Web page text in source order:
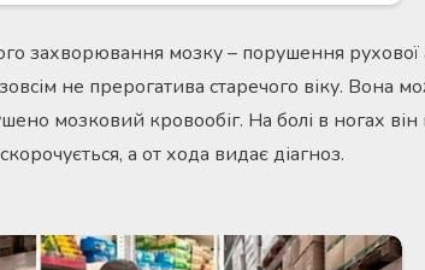
захворювання мозку – порушення рухової
не прерогатива старечого віку. Вона
мозковий кровообіг. На болі в ногах він
а от хода видає діагноз.